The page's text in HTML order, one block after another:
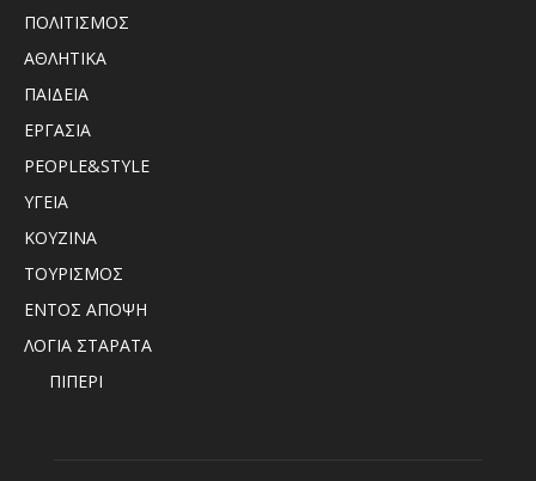
ΠΟΛΙΤΙΣΜΟΣ
ΑΘΛΗΤΙΚΑ
ΠΑΙΔΕΙΑ
ΕΡΓΑΣΙΑ
PEOPLE&STYLE
ΥΓΕΙΑ
ΚΟΥΖΙΝΑ
ΤΟΥΡΙΣΜΟΣ
ΕΝΤΟΣ ΑΠΟΨΗ
ΛΟΓΙΑ ΣΤΑΡΑΤΑ
ΠΙΠΕΡΙ